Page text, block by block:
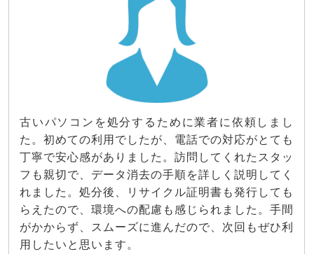
古いパソコンを処分するために業者に依頼しまし
た。初めての利用でしたが、電話での対応がとても
丁寧で安心感がありました。訪問してくれたスタッ
フも親切で、データ消去の手順を詳しく説明してく
れました。処分後、リサイクル証明書も発行しても
らえたので、環境への配慮も感じられました。手間
がかからず、スムーズに進んだので、次回もぜひ利
用したいと思います。